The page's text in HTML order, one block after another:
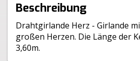
Beschreibung
Drahtgirlande Herz - Girlande
großen Herzen. Die Länge der
3,60m.